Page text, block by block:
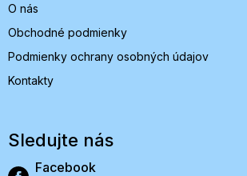
O nás
Obchodné podmienky
Podmienky ochrany osobných údajov
Kontakty
Sledujte nás
Facebook